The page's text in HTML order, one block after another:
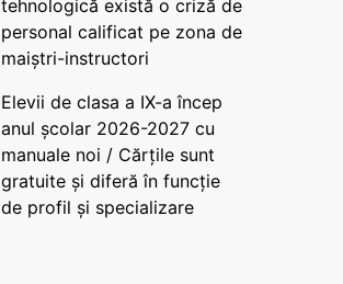
tehnologică există o criză de
personal calificat pe zona de
maiștri-instructori
Elevii de clasa a IX-a încep
anul școlar 2026-2027 cu
manuale noi / Cărțile sunt
gratuite și diferă în funcție
de profil și specializare